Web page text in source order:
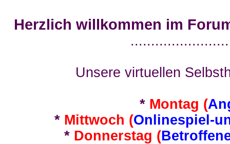
Herzlich willkommen im
Unsere virtuellen
* Montag (
* Mittwoch (Onlinespiel-
* Donnerstag (